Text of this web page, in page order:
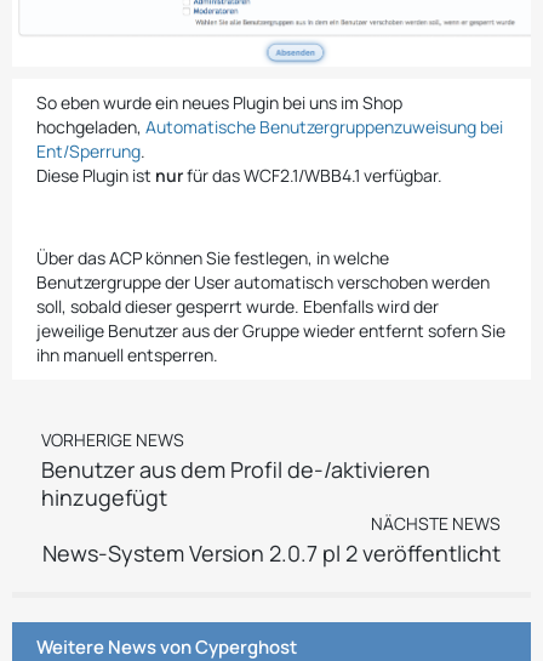
So eben wurde ein neues Plugin bei uns im Shop
hochgeladen, Automatische Benutzergruppenzuweisung bei
Ent/Sperrung.
Diese Plugin ist nurfür das WCF2.1/WBB4.1 verfügbar.
Über das ACP können Sie festlegen, in welche
Benutzergruppe der User automatisch verschoben werden
soll, sobald dieser gesperrt wurde. Ebenfalls wird der
jeweilige Benutzer aus der Gruppe wieder entfernt sofern Sie
ihn manuell entsperren.
VORHERIGE NEWS
Benutzer aus dem Profil de-/aktivieren
hinzugefügt
NÄCHSTE NEWS
News-System Version 2.0.7 pl 2 veröffentlicht
Weitere News vonCyperghost